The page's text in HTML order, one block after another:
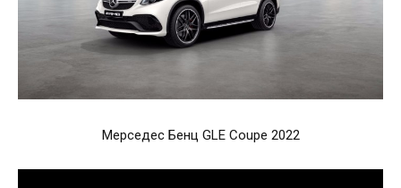
Мерседес Бенц GLE Coupe 2022